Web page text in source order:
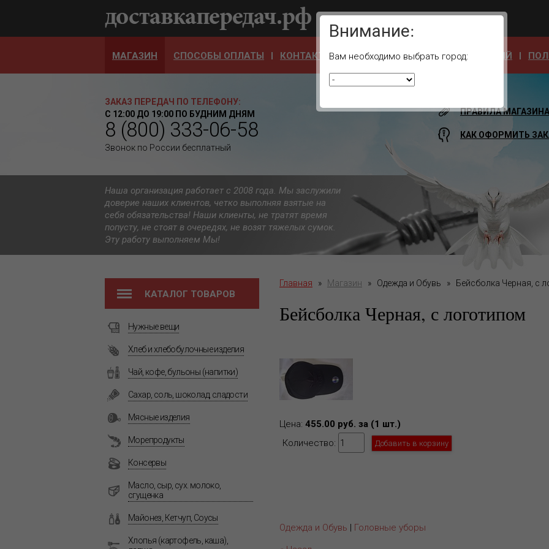
Ваш город:
МАГАЗИН СПОСОБЫ ОПЛАТЫ КОНТАКТЫ ОТЗЫВЫ АДРЕСА УЧРЕЖДЕНИЙ
ЗАКАЗ ПЕРЕДАЧ ПО ТЕЛЕФОНУ:
С 12:00 ДО 19:00 ПО БУДНИМ ДНЯМ
8 (800) 333-06-58
Звонок по России бесплатный
ПРАВИЛА МАГАЗИНА
КАК ОФОРМИТЬ
Наша организация работает с 2008 года. Мы заслужили
доверие наших клиентов, четко выполняя взятые на
себя обязательства! Наши клиенты, не тратят время
попусту, не стоят в очередях, не возят тяжелых сумок.
Эту работу выполняем Мы!
КАТАЛОГ ТОВАРОВ
Нужные вещи
Хлеб и хлебобулочные изделия
Чай, кофе, бульоны (напитки)
Сахар, соль, шоколад, сладости
Мясные изделия
Морепродукты
Консервы
Масло, сыр, сух. молоко,
сгущенка
Майонез, Кетчуп, Соусы
Хлопья (картофель, каша),
Главная » Магазин » Одежда и Обувь » Бейсболка Черная, с
Бейсболка Черная, с логотипом
Цена: 455.00 руб. за (1 шт.)
Количество:
Одежда и Обувь | Головные уборы
Внимание:
Вам необходимо выбрать город: